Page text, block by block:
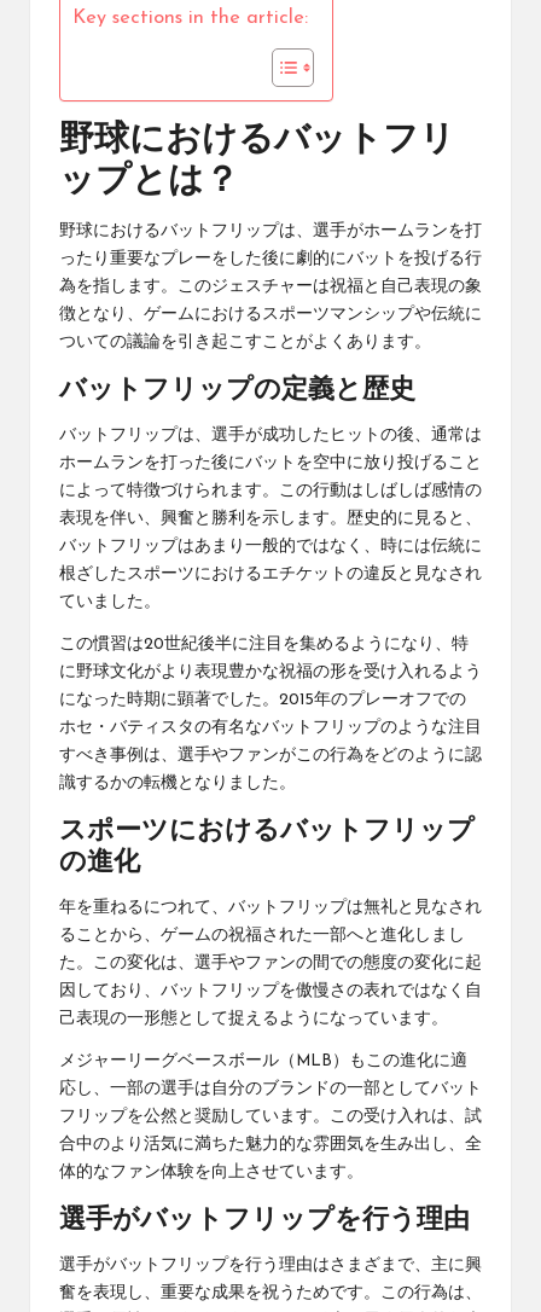
Key sections in the article:
野球におけるバットフリ
ップとは？
野球におけるバットフリップは、選手がホームランを打
ったり重要なプレーをした後に劇的にバットを投げる行
為を指します。このジェスチャーは祝福と自己表現の象
徴となり、ゲームにおけるスポーツマンシップや伝統に
ついての議論を引き起こすことがよくあります。
バットフリップの定義と歴史
バットフリップは、選手が成功したヒットの後、通常は
ホームランを打った後にバットを空中に放り投げること
によって特徴づけられます。この行動はしばしば感情の
表現を伴い、興奮と勝利を示します。歴史的に見ると、
バットフリップはあまり一般的ではなく、時には伝統に
根ざしたスポーツにおけるエチケットの違反と見なされ
ていました。
この慣習は20世紀後半に注目を集めるようになり、特
に野球文化がより表現豊かな祝福の形を受け入れるよう
になった時期に顕著でした。2015年のプレーオフでの
ホセ・バティスタの有名なバットフリップのような注目
すべき事例は、選手やファンがこの行為をどのように認
識するかの転機となりました。
スポーツにおけるバットフリップ
の進化
年を重ねるにつれて、バットフリップは無礼と見なされ
ることから、ゲームの祝福された一部へと進化しまし
た。この変化は、選手やファンの間での態度の変化に起
因しており、バットフリップを傲慢さの表れではなく自
己表現の一形態として捉えるようになっています。
メジャーリーグベースボール（MLB）もこの進化に適
応し、一部の選手は自分のブランドの一部としてバット
フリップを公然と奨励しています。この受け入れは、試
合中のより活気に満ちた魅力的な雰囲気を生み出し、全
体的なファン体験を向上させています。
選手がバットフリップを行う理由
選手がバットフリップを行う理由はさまざまで、主に興
奮を表現し、重要な成果を祝うためです。この行為は、